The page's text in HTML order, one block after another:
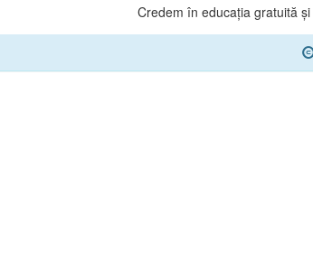
Credem în educația gratuită